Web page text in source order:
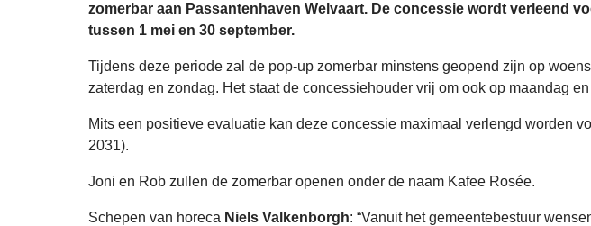
zomerbar aan Passantenhaven Welvaart. De concessie wordt verleend
tussen 1 mei en 30 september.
Tijdens deze periode zal de pop-up zomerbar minstens geopend zijn op
zaterdag en zondag. Het staat de concessiehouder vrij om ook op maandag
Mits een positieve evaluatie kan deze concessie maximaal verlengd worden
2031).
Joni en Rob zullen de zomerbar openen onder de naam Kafee Rosée.
Schepen van horeca Niels Valkenborgh: “Vanuit het gemeentebestuur